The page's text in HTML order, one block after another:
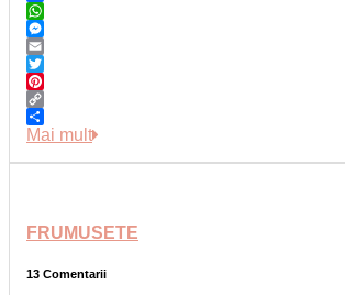
Facebook
WhatsApp
Messenger
Email
Twitter
Pinterest
Copy
Link
Share
Mai mult
FRUMUSETE
13 Comentarii